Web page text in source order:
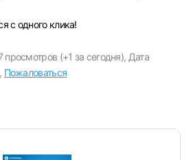
кабинет
контактами и оставлять отклики
Телефон
с одного клика!
просмотров (+1 за сегодня), Дата
Пожаловаться